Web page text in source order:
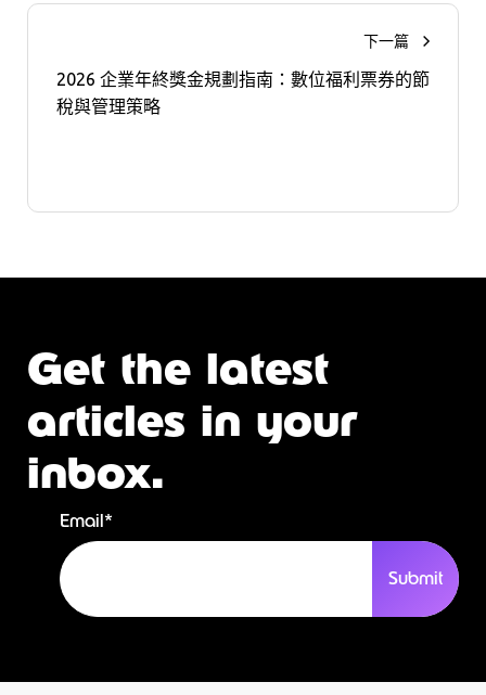
下一篇
2026 企業年終獎金規劃指南：數位福利票券的節
稅與管理策略
Get the latest
articles in your
inbox.
Email*
Submit